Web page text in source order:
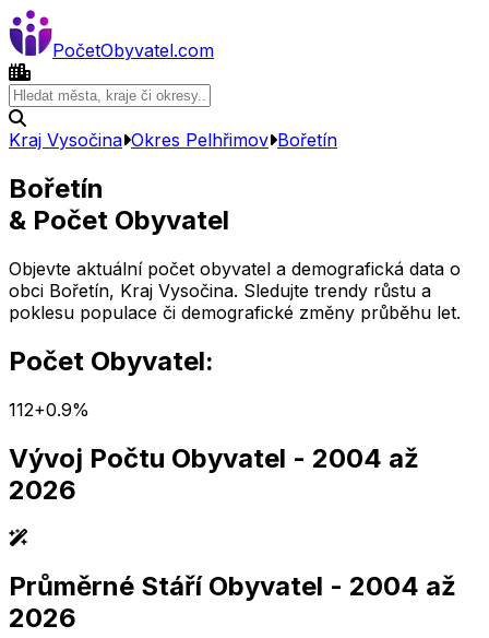
PočetObyvatel.com
Kraj Vysočina Okres Pelhřimov Bořetín
Bořetín
& Počet Obyvatel
Objevte aktuální počet obyvatel a demografická data o
obci Bořetín, Kraj Vysočina. Sledujte trendy růstu a
poklesu populace či demografické změny průběhu let.
Počet Obyvatel:
112+0.9%
Vývoj Počtu Obyvatel - 2004 až
2026
2,005 2,010 2,015 2,020 2,025
2,005 2,010 2,015 2,020 2,025
Průměrné Stáří Obyvatel - 2004 až
2026